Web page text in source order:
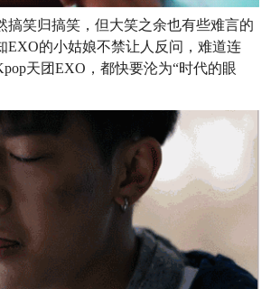
搞笑归搞笑，但大笑之余也有些难言的
EXO的小姑娘不禁让人反问，难道连
天团EXO，都快要沦为“时代的眼